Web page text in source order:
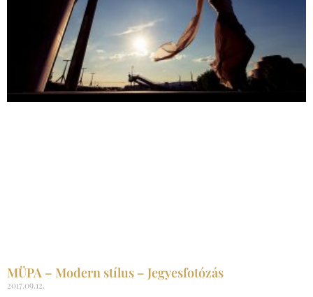
MÜPA – Modern stílus – Jegyesfotózás
2017.09.12.